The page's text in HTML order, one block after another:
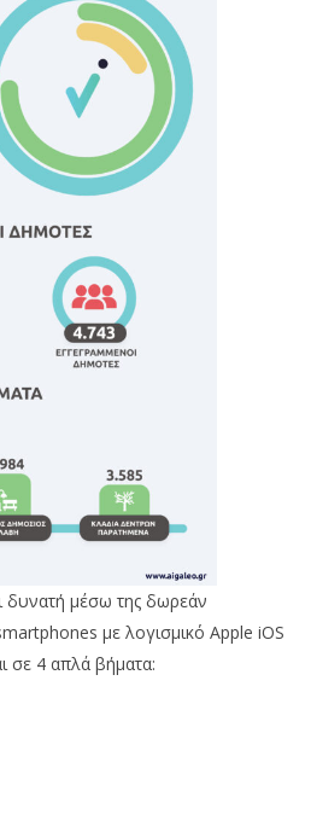
δυνατή μέσω της δωρεάν
με λογισμικό Apple iOS
σε 4 απλά βήματα: